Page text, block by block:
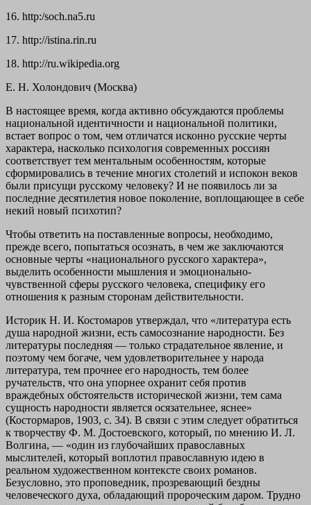
16. http:/soch.na5.ru
17. http://istina.rin.ru
18. http://ru.wikipedia.org
Е. Н. Холондович (Москва)
В настоящее время, когда активно обсуждаются проблемы
национальной идентичности и национальной политики,
встает вопрос о том, чем отличатся исконно русские черты
характера, насколько психология современных россиян
соответствует тем ментальным особенностям, которые
сформировались в течение многих столетий и испокон веков
были присущи русскому человеку? И не появилось ли за
последние десятилетия новое поколение, воплощающее в себе
некий новый психотип?
Чтобы ответить на поставленные вопросы, необходимо,
прежде всего, попытаться осознать, в чем же заключаются
основные черты «национального русского характера»,
выделить особенности мышления и эмоционально-
чувственной сферы русского человека, специфику его
отношения к разным сторонам действительности.
Историк Н. И. Костомаров утверждал, что «литература есть
душа народной жизни, есть самосознание народности. Без
литературы последняя — только страдательное явление, и
поэтому чем богаче, чем удовлетворительнее у народа
литература, тем прочнее его народность, тем более
ручательств, что она упорнее охранит себя против
враждебных обстоятельств исторической жизни, тем сама
сущность народности является осязательнее, яснее»
(Костормаров, 1903, с. 34). В связи с этим следует обратиться
к творчеству Ф. М. Достоевского, который, по мнению И. Л.
Волгина, — «один из глубочайших православных
мыслителей, который воплотил православную идею в
реальном художественном контексте своих романов.
Безусловно, это проповедник, прозревающий бездны
человеческого духа, обладающий пророческим даром. Трудно